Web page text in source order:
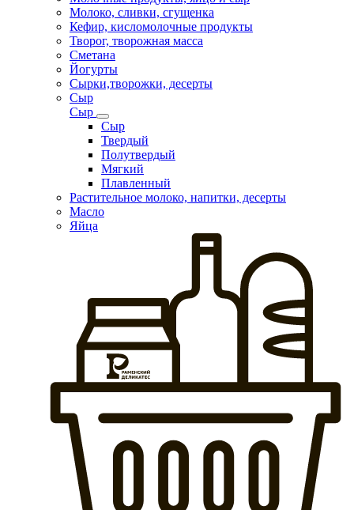
Молоко, сливки, сгущенка
Кефир, кисломолочные продукты
Творог, творожная масса
Сметана
Йогурты
Сырки,творожки, десерты
Сыр
Сыр
Сыр
Твердый
Полутвердый
Мягкий
Плавленный
Растительное молоко, напитки, десерты
Масло
Яйца